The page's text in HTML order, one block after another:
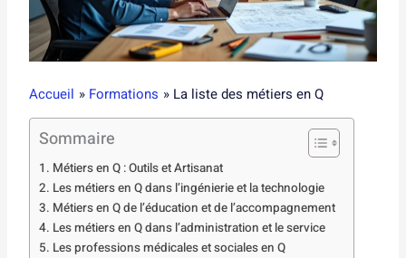
Accueil Formations La liste des métiers en Q
Sommaire
Métiers en Q : Outils et Artisanat
Les métiers en Q dans l’ingénierie et la technologie
Métiers en Q de l’éducation et de l’accompagnement
Les métiers en Q dans l’administration et le service
Les professions médicales et sociales en Q